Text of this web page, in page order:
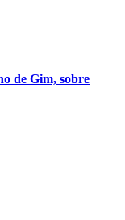
de Gim, sobre